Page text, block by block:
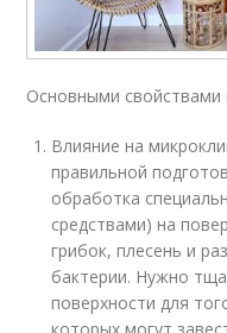
Основными свойствами
Влияние на
правильной
обработка
средствами) на
грибок, плесень и
бактерии. Нужно
поверхности для
которых могут